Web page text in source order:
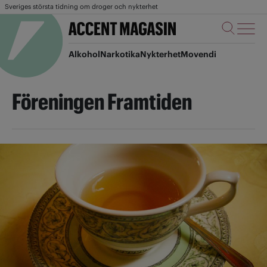
Sveriges största tidning om droger och nykterhet
AlkoholNarkotikaNykterhetMovendi
Föreningen Framtiden